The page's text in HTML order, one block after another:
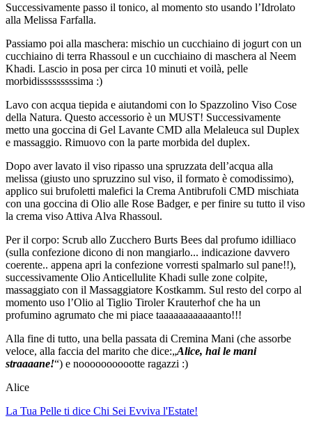
Successivamente passo il tonico, al momento sto usando l’Idrolato
alla Melissa Farfalla.
Passiamo poi alla maschera: mischio un cucchiaino di jogurt con un
cucchiaino di terra Rhassoul e un cucchiaino di maschera al Neem
Khadi. Lascio in posa per circa 10 minuti et voilà, pelle
morbidisssssssssima :)
Lavo con acqua tiepida e aiutandomi con lo Spazzolino Viso Cose
della Natura. Questo accessorio è un MUST! Successivamente
metto una goccina di Gel Lavante CMD alla Melaleuca sul Duplex
e massaggio. Rimuovo con la parte morbida del duplex.
Dopo aver lavato il viso ripasso una spruzzata dell’acqua alla
melissa (giusto uno spruzzino sul viso, il formato è comodissimo),
applico sui brufoletti malefici la Crema Antibrufoli CMD mischiata
con una goccina di Olio alle Rose Badger, e per finire su tutto il viso
la crema viso Attiva Alva Rhassoul.
Per il corpo: Scrub allo Zucchero Burts Bees dal profumo idilliaco
(sulla confezione dicono di non mangiarlo... indicazione davvero
coerente.. appena apri la confezione vorresti spalmarlo sul pane!!),
successivamente Olio Anticellulite Khadi sulle zone colpite,
massaggiato con il Massaggiatore Kostkamm. Sul resto del corpo al
momento uso l’Olio al Tiglio Tiroler Krauterhof che ha un
profumino agrumato che mi piace taaaaaaaaaaaanto!!!
Alla fine di tutto, una bella passata di Cremina Mani (che assorbe
veloce, alla faccia del marito che dice:„Alice, hai le mani
straaaane!“) e nooooooooootte ragazzi :)
Alice
La Tua Pelle ti dice Chi Sei Evviva l'Estate!